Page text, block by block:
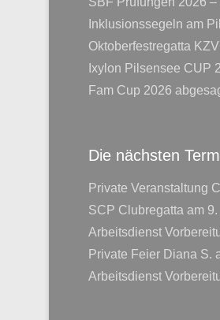
Inklusionssegeln am
Oktoberfestregatta
Ixylon Pilsensee CUP
Fam Cup 2026
Die nächsten
Private Veranstaltung
SCP Clubregatta am
Arbeitsdienst
Private Feier Diana S.
Arbeitsdienst